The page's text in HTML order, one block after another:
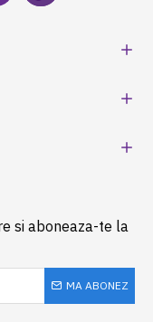
si aboneaza-te la
MA ABONEZ